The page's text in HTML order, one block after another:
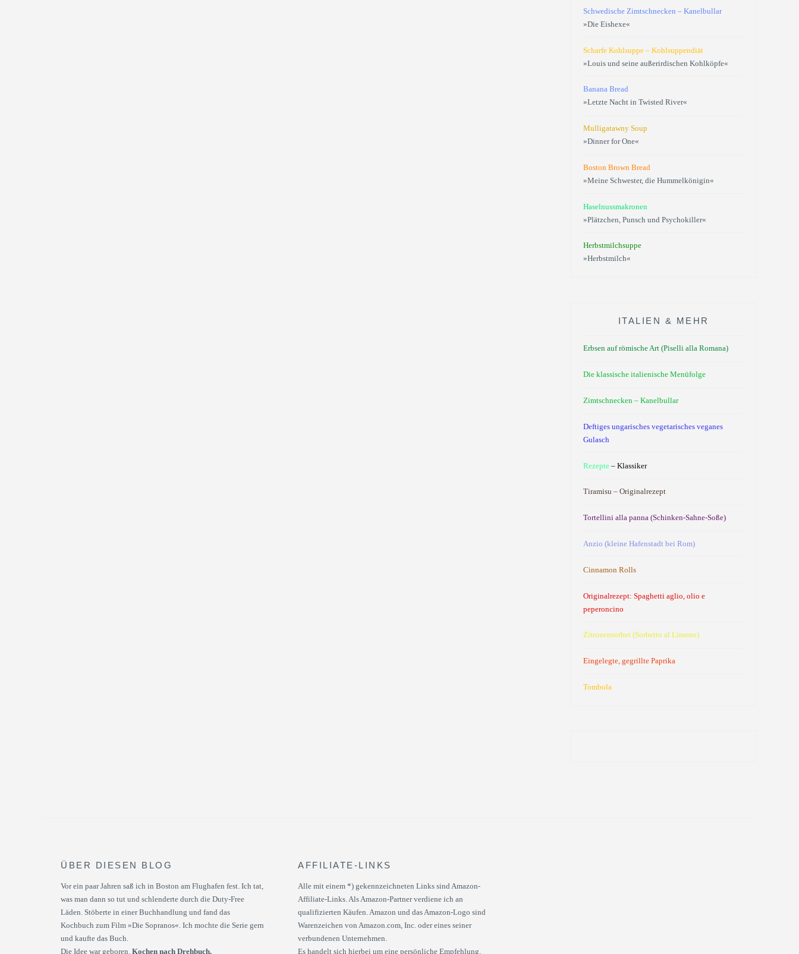
Schwedische Zimtschnecken – Kanelbullar
»Die Eishexe«
Scharfe Kohlsuppe – Kohlsuppendiät
»Louis und seine außerirdischen Kohlköpfe«
Banana Bread
»Letzte Nacht in Twisted River«
Mulligatawny Soup
»Dinner for One«
Boston Brown Bread
»Meine Schwester, die Hummelkönigin«
Haselnussmakronen
»Plätzchen, Punsch und Psychokiller«
Herbstmilchsuppe
»Herbstmilch«
ITALIEN & MEHR
Erbsen auf römische Art (Piselli alla Romana)
Die klassische italienische Menüfolge
Zimtschnecken – Kanelbullar
Deftiges ungarisches vegetarisches veganes
Gulasch
Rezepte – Klassiker
Tiramisu – Originalrezept
Tortellini alla panna (Schinken-Sahne-Soße)
Anzio (kleine Hafenstadt bei Rom)
Cinnamon Rolls
Originalrezept: Spaghetti aglio, olio e
peperoncino
Zitronensorbet (Sorbetto al Limone)
Eingelegte, gegrillte Paprika
Tombola
ÜBER DIESEN BLOG
Vor ein paar Jahren saß ich in Boston am Flughafen fest. Ich tat,
was man dann so tut und schlenderte durch die Duty-Free
Läden. Stöberte in einer Buchhandlung und fand das
Kochbuch zum Film »Die Sopranos«. Ich mochte die Serie gern
und kaufte das Buch.
Die Idee war geboren. Kochen nach Drehbuch.
AFFILIATE-LINKS
Alle mit einem *) gekennzeichneten Links sind Amazon-
Affiliate-Links. Als Amazon-Partner verdiene ich an
qualifizierten Käufen. Amazon und das Amazon-Logo sind
Warenzeichen von Amazon.com, Inc. oder eines seiner
verbundenen Unternehmen.
Es handelt sich hierbei um eine persönliche Empfehlung.